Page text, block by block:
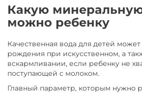
Какую
можно ребенку
Качественная вода для детей может
рождения при искусственном, а
вскармливании, если ребенку не
поступающей с молоком.
Главный параметр, которым нужно